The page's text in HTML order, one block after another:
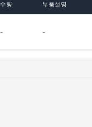
수량 부품설명
- -